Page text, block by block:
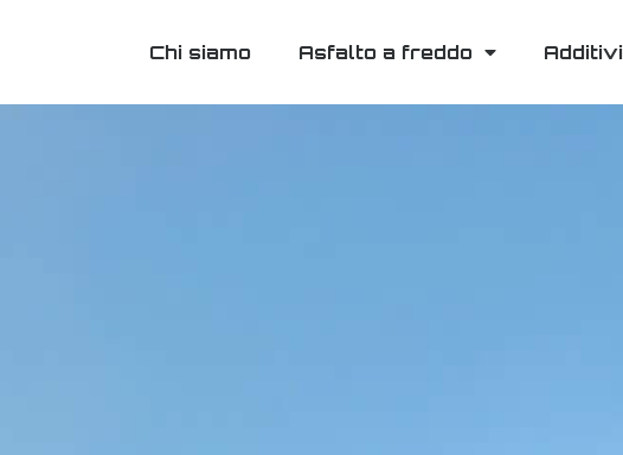
Chi siamo Asfalto a freddo Additivi